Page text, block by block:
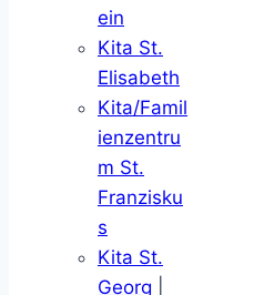
ein
Kita St.
Elisabeth
Kita/Famil
ienzentru
m St.
Franzisku
s
Kita St.
Georg